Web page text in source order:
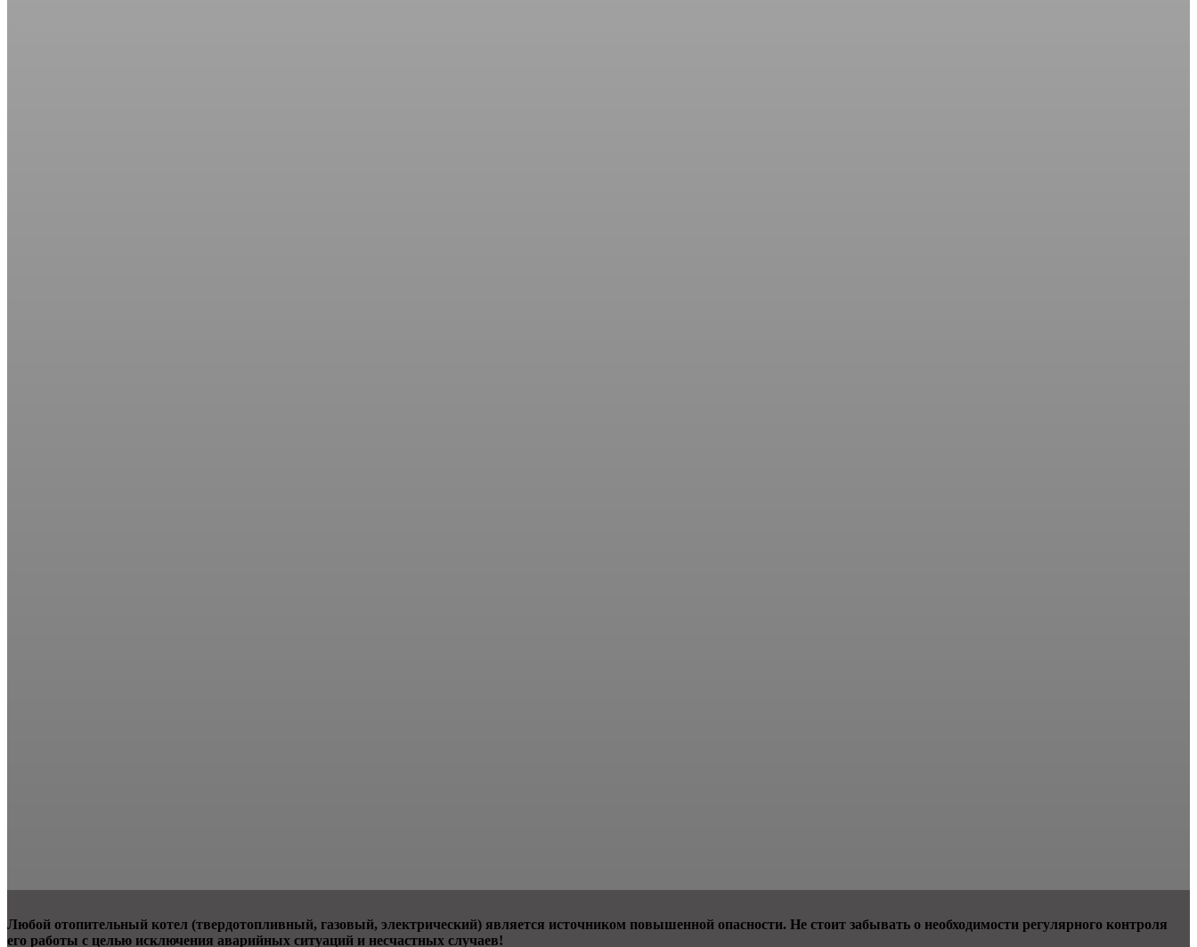
Любой отопительный котел (твердотопливный, газовый, электрический) является источником повышенной опасности. Не стоит забывать о необходимости регулярного контроля
его работы с целью исключения аварийных ситуаций и несчастных случаев!